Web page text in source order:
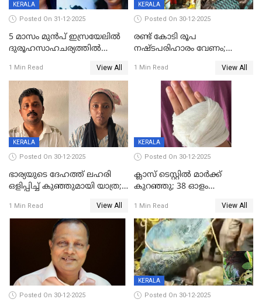
KERALA
Posted On 31-12-2025
5 മാസം മുൻപ് ഇസ്രയേലിൽ
ദുരൂഹസാഹചര്യത്തിൽ
മലയാളി യുവാവിന്റെ ഭാര്യയും
മരിച്ചു
1 Min Read View All
KERALA
Posted On 30-12-2025
രണ്ട് കോടി രൂപ
നഷ്ടപരിഹാരം വേണം;
നോട്ടീസയച്ച് ഉമാ തോമസ്
1 Min Read View All
KERALA
Posted On 30-12-2025
ഭാര്യയുടെ ദേഹത്ത് ലഹരി
ഒളിപ്പിച്ച് കുഞ്ഞുമായി യാത്ര;
പിടികൂടി പൊലീസ്
1 Min Read View All
KERALA
Posted On 30-12-2025
ക്ലാസ് ടെസ്റ്റിൽ മാർക്ക്
കുറഞ്ഞു; 38 ഓളം
സെന്ററിലെ അധ്യാപകന്‍
മർദിച്ചതായി പരാതി
1 Min Read View All
Posted On 30-12-2025
KERALA
Posted On 30-12-2025